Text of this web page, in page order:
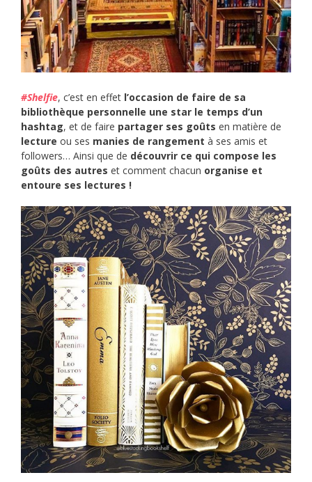
#Shelfie, c’est en effet l’occasion de faire de sa
bibliothèque personnelle une star le temps d’un
hashtag, et de faire partager ses goûts en matière de
lecture ou ses manies de rangement à ses amis et
followers… Ainsi que de découvrir ce qui compose les
goûts des autres et comment chacun organise et
entoure ses lectures !